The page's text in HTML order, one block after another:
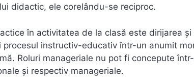
didactic, ele corelându-se reciproc.
în activitatea de la clasă este dirijarea
instructiv-educativ într-un anumit
Roluri manageriale nu pot fi concepute
şi respectiv manageriale.